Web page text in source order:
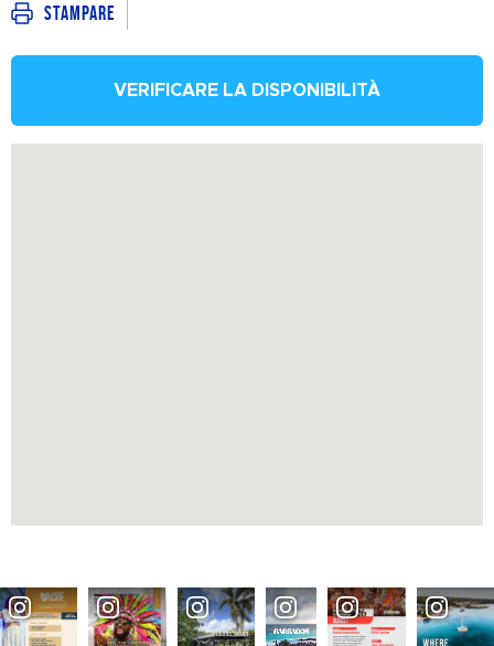
Stampare
VERIFICARE LA DISPONIBILITÀ